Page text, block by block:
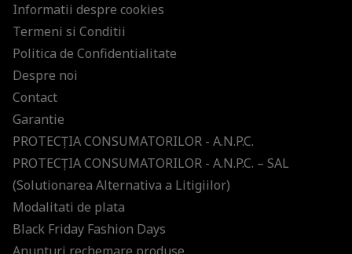
Informatii despre cookies
Termeni si Conditii
Politica de Confidentialitate
Despre noi
Contact
Garantie
PROTECŢIA CONSUMATORILOR - A.N.P.C.
PROTECŢIA CONSUMATORILOR - A.N.P.C. – SAL
(Solutionarea Alternativa a Litigiilor)
Modalitati de plata
Black Friday Fashion Days